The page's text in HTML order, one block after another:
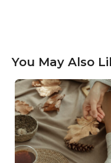
You May Also